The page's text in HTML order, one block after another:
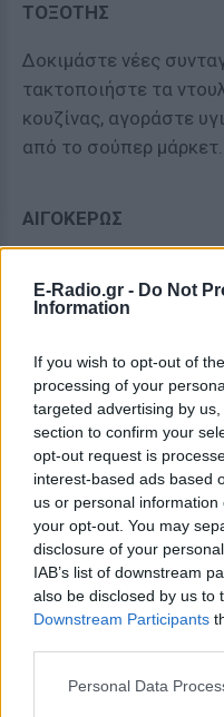
E-Radio.gr - Do Not
Information
If you wish to opt-out of
processing of your
targeted advertising by
section to confirm your
opt-out request is
interest-based ads based
us or personal
your opt-out. You may
disclosure of your
IAB’s list of downstream
also be disclosed by us to
Downstream Participants
Personal Data
ΤΟΞΟΤΗΣ
Δοκιμάστε νέες
τακτοποιήστε τα
κουζίνας, αγοράστε
από το σούπερ μάρκετ.
ΑΙΓΟΚΕΡΩΣ
στο σπίτι με τον
ΥΔΡΟΧΟΟΣ
Τώρα έχετε όλα τα
κάνετε πράξη κάθε
σχέδιο!
ΙΧΘΕΙΣ
Μπορεί να υπάρξει η
βρείτε ή να
μυστικό και κρυμμένο.